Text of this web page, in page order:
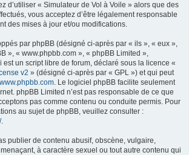
d’utiliser « Simulateur de Vol à Voile » alors que des
vous acceptez d’être légalement responsable
des mises à jour et/ou modifications.
par phpBB (désigné ci-après par « ils », « eux »,
», « www.phpbb.com », « phpBB Limited »,
est un script libre de forum, déclaré sous la licence «
v2 » (désigné ci-après par « GPL ») et qui peut
www.phpbb.com. Le logiciel phpBB facilite seulement
phpBB Limited n’est pas responsable de ce que
pas comme contenu ou conduite permis. Pour
au sujet de phpBB, veuillez consulter :
.
publier de contenu abusif, obscène, vulgaire,
à caractère sexuel ou tout autre contenu qui